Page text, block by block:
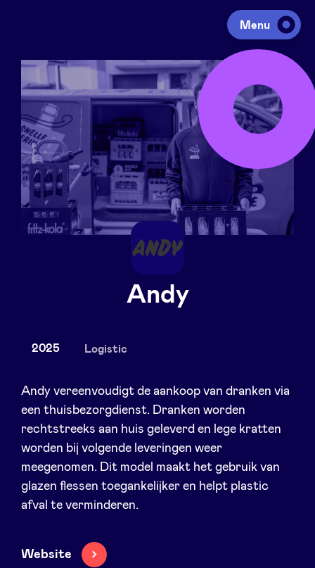
Menu
Investeren
Fondsen ophalen
Portfolio
Agenda
Over ons
Nieuws
Voordelen
BeAngels Academy
NXT Brussels - Investeerders groep
Andy
2025 Logistic
Andy vereenvoudigt de aankoop van dranken via
een thuisbezorgdienst. Dranken worden
rechtstreeks aan huis geleverd en lege kratten
worden bij volgende leveringen weer
meegenomen. Dit model maakt het gebruik van
glazen flessen toegankelijker en helpt plastic
afval te verminderen.
Website